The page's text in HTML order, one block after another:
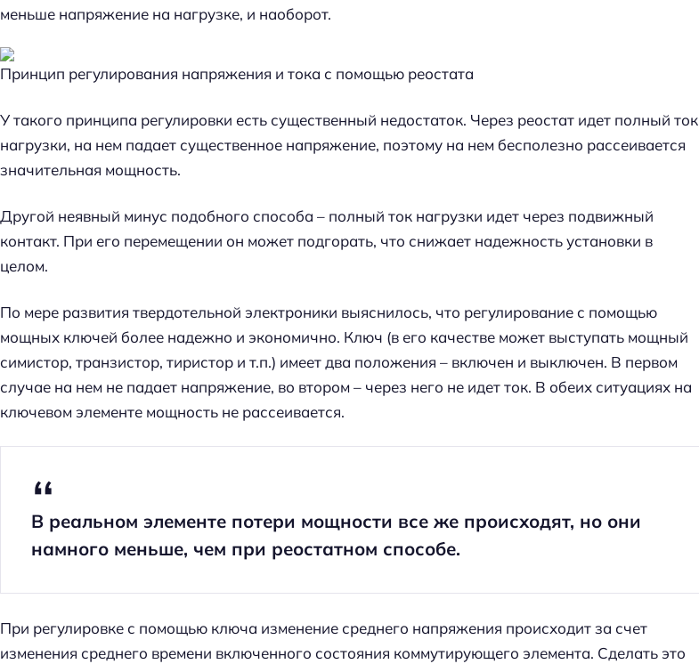
меньше напряжение на нагрузке, и наоборот.
Принцип регулирования напряжения и тока с помощью реостата
У такого принципа регулировки есть существенный недостаток. Через реостат идет полный ток
нагрузки, на нем падает существенное напряжение, поэтому на нем бесполезно рассеивается
значительная мощность.
Другой неявный минус подобного способа – полный ток нагрузки идет через подвижный
контакт. При его перемещении он может подгорать, что снижает надежность установки в
целом.
По мере развития твердотельной электроники выяснилось, что регулирование с помощью
мощных ключей более надежно и экономично. Ключ (в его качестве может выступать мощный
симистор, транзистор, тиристор и т.п.) имеет два положения – включен и выключен. В первом
случае на нем не падает напряжение, во втором – через него не идет ток. В обеих ситуациях на
ключевом элементе мощность не рассеивается.
В реальном элементе потери мощности все же происходят, но они
намного меньше, чем при реостатном способе.
При регулировке с помощью ключа изменение среднего напряжения происходит за счет
изменения среднего времени включенного состояния коммутирующего элемента. Сделать это